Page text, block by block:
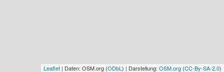
Leaflet | Daten: OSM.org (ODbL ) | Darstellung: OSM.org (CC-By-SA-2.0)